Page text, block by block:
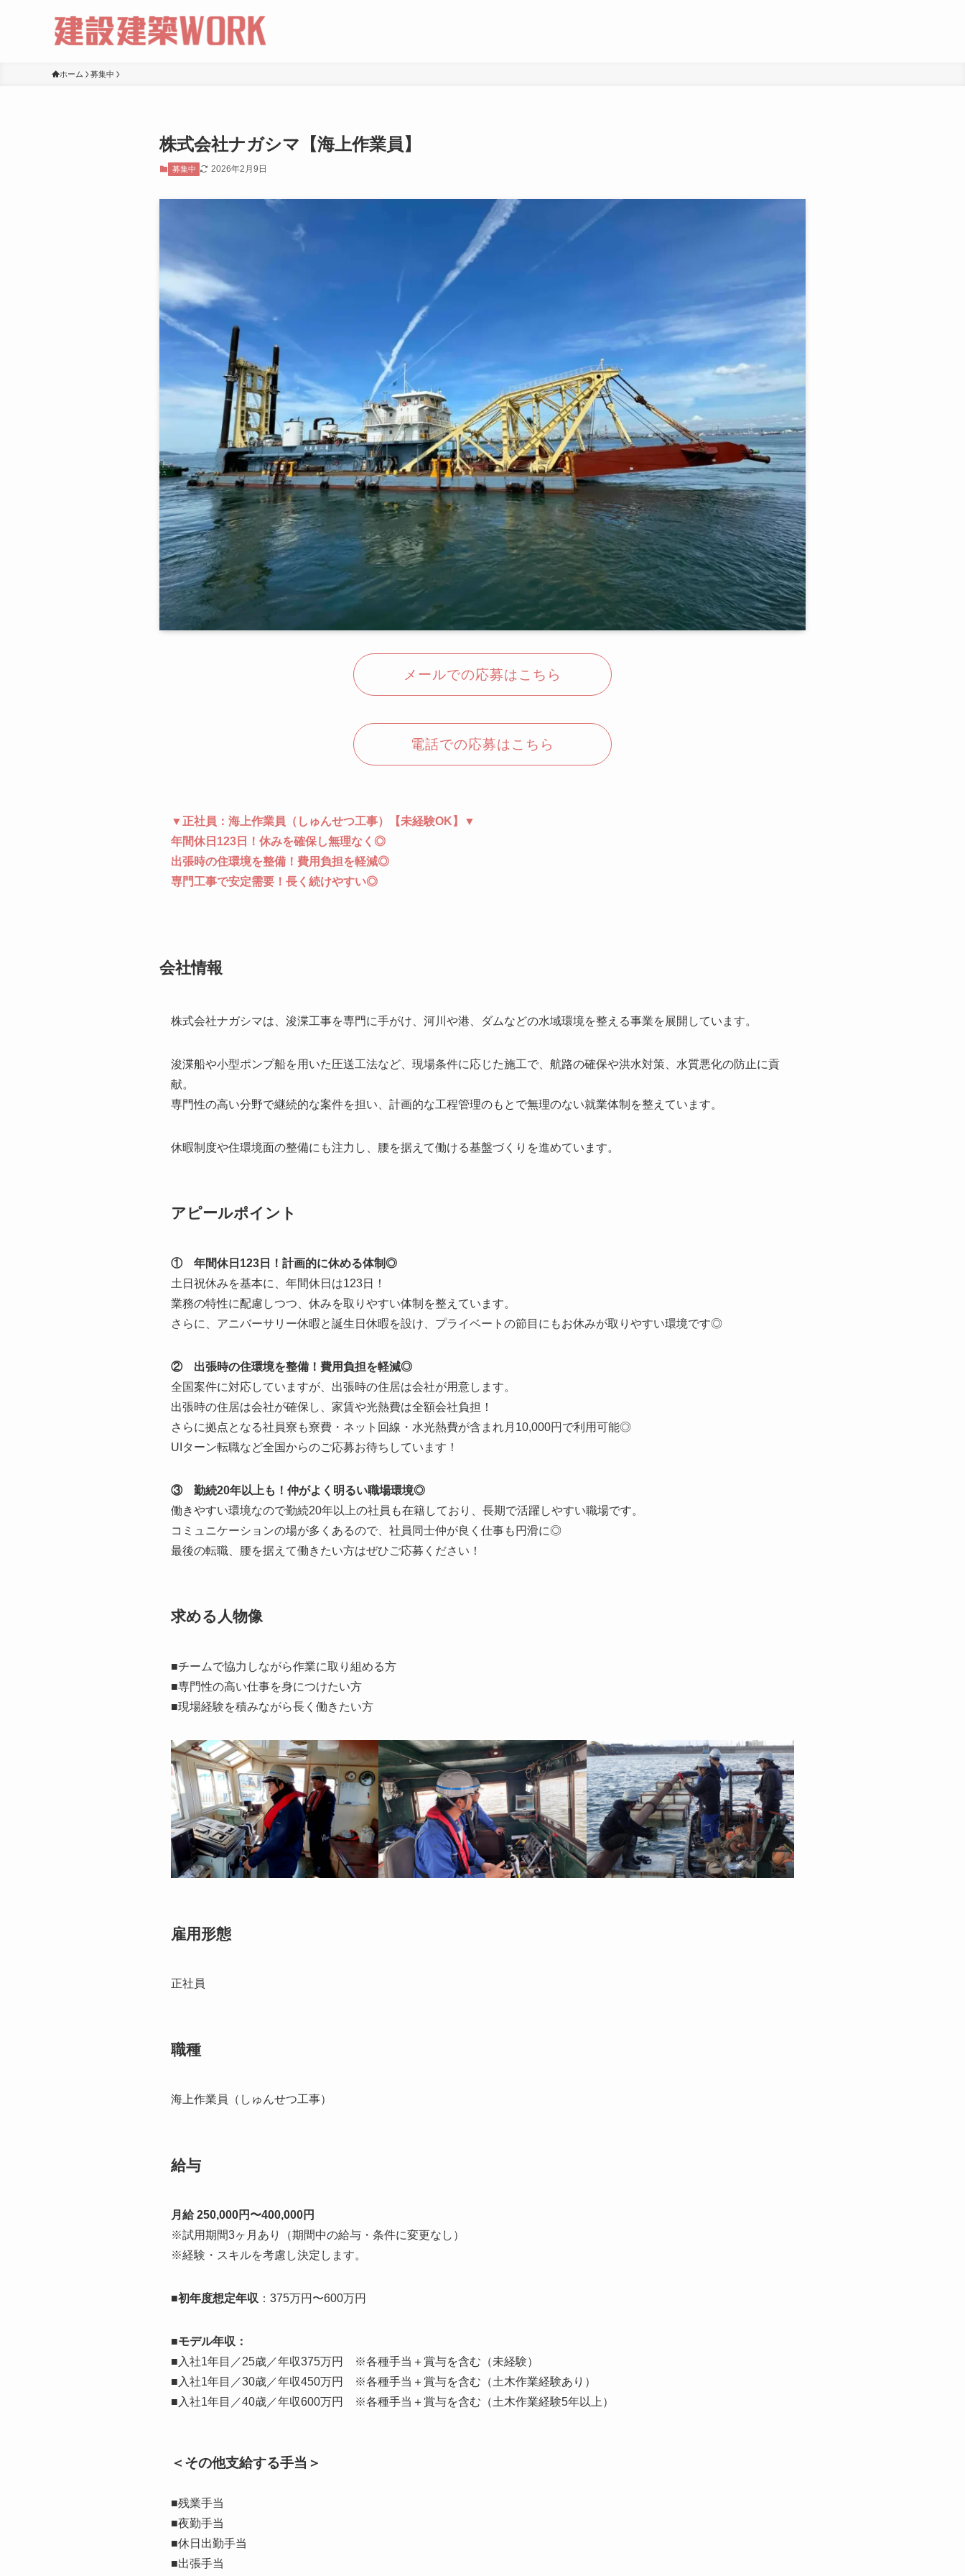
ホーム 募集中
株式会社ナガシマ【海上作業員】
募集中 2026年2月9日
メールでの応募はこちら
電話での応募はこちら
▼正社員：海上作業員（しゅんせつ工事）【未経験OK】▼
年間休日123日！休みを確保し無理なく◎
出張時の住環境を整備！費用負担を軽減◎
専門工事で安定需要！長く続けやすい◎
会社情報
株式会社ナガシマは、浚渫工事を専門に手がけ、河川や港、ダムなどの水域環境を整える事業を展開しています。
浚渫船や小型ポンプ船を用いた圧送工法など、現場条件に応じた施工で、航路の確保や洪水対策、水質悪化の防止に貢
献。
専門性の高い分野で継続的な案件を担い、計画的な工程管理のもとで無理のない就業体制を整えています。
休暇制度や住環境面の整備にも注力し、腰を据えて働ける基盤づくりを進めています。
アピールポイント
① 年間休日123日！計画的に休める体制◎
土日祝休みを基本に、年間休日は123日！
業務の特性に配慮しつつ、休みを取りやすい体制を整えています。
さらに、アニバーサリー休暇と誕生日休暇を設け、プライベートの節目にもお休みが取りやすい環境です◎
② 出張時の住環境を整備！費用負担を軽減◎
全国案件に対応していますが、出張時の住居は会社が用意します。
出張時の住居は会社が確保し、家賃や光熱費は全額会社負担！
さらに拠点となる社員寮も寮費・ネット回線・水光熱費が含まれ月10,000円で利用可能◎
UIターン転職など全国からのご応募お待ちしています！
③ 勤続20年以上も！仲がよく明るい職場環境◎
働きやすい環境なので勤続20年以上の社員も在籍しており、長期で活躍しやすい職場です。
コミュニケーションの場が多くあるので、社員同士仲が良く仕事も円滑に◎
最後の転職、腰を据えて働きたい方はぜひご応募ください！
求める人物像
■チームで協力しながら作業に取り組める方
■専門性の高い仕事を身につけたい方
■現場経験を積みながら長く働きたい方
雇用形態
正社員
職種
海上作業員（しゅんせつ工事）
給与
月給 250,000円〜400,000円
※試用期間3ヶ月あり（期間中の給与・条件に変更なし）
※経験・スキルを考慮し決定します。
■初年度想定年収 ：375万円〜600万円
■モデル年収：
■入社1年目／25歳／年収375万円 ※各種手当＋賞与を含む（未経験）
■入社1年目／30歳／年収450万円 ※各種手当＋賞与を含む（土木作業経験あり）
■入社1年目／40歳／年収600万円 ※各種手当＋賞与を含む（土木作業経験5年以上）
＜その他支給する手当＞
■残業手当
■夜勤手当
■休日出勤手当
■出張手当